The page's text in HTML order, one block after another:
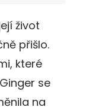
život
přišlo.
které
se
na